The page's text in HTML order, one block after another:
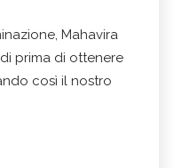
Mahavira
prima di ottenere
così il nostro